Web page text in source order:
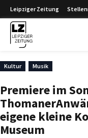
Leipziger Zeitung
Kultur Musik
Premiere im
eigene kleine
Museum